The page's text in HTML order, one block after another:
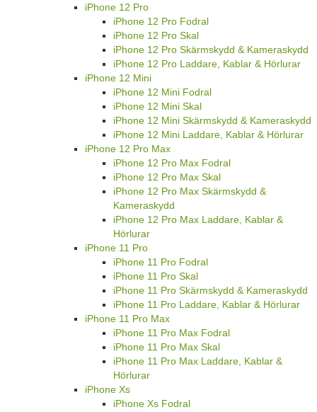
iPhone 12 Pro
iPhone 12 Pro Fodral
iPhone 12 Pro Skal
iPhone 12 Pro Skärmskydd & Kameraskydd
iPhone 12 Pro Laddare, Kablar & Hörlurar
iPhone 12 Mini
iPhone 12 Mini Fodral
iPhone 12 Mini Skal
iPhone 12 Mini Skärmskydd & Kameraskydd
iPhone 12 Mini Laddare, Kablar & Hörlurar
iPhone 12 Pro Max
iPhone 12 Pro Max Fodral
iPhone 12 Pro Max Skal
iPhone 12 Pro Max Skärmskydd &
Kameraskydd
iPhone 12 Pro Max Laddare, Kablar &
Hörlurar
iPhone 11 Pro
iPhone 11 Pro Fodral
iPhone 11 Pro Skal
iPhone 11 Pro Skärmskydd & Kameraskydd
iPhone 11 Pro Laddare, Kablar & Hörlurar
iPhone 11 Pro Max
iPhone 11 Pro Max Fodral
iPhone 11 Pro Max Skal
iPhone 11 Pro Max Laddare, Kablar &
Hörlurar
iPhone Xs
iPhone Xs Fodral